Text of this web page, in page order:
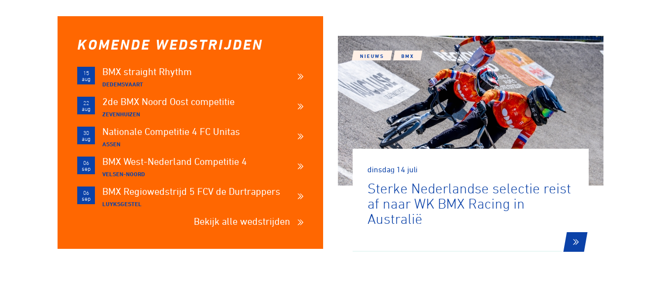
KOMENDE WEDSTRIJDEN
15
aug
BMX straight Rhythm
DEDEMSVAART
22
aug
2de BMX Noord Oost competitie
ZEVENHUIZEN
30
aug
Nationale Competitie 4 FC Unitas
ASSEN
06
sep
BMX West-Nederland Competitie 4
VELSEN-NOORD
06
sep
BMX Regiowedstrijd 5 FCV de Durtrappers
LUYKSGESTEL
Bekijk alle wedstrijden
NIEUWS BMX
dinsdag 14 juli
Sterke Nederlandse selectie reist
af naar WK BMX Racing in
Australië